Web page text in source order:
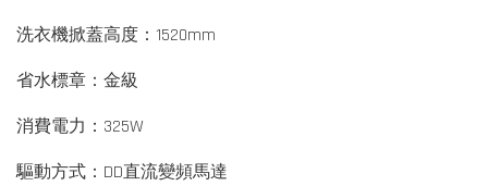
洗衣機掀蓋高度：1520mm
省水標章：金級
消費電力：325W
驅動方式：DD直流變頻馬達